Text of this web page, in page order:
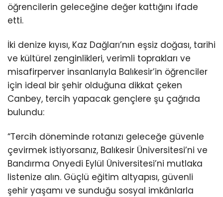
öğrencilerin geleceğine değer kattığını ifade
etti.
İki denize kıyısı, Kaz Dağları’nın eşsiz doğası, tarihi
ve kültürel zenginlikleri, verimli toprakları ve
misafirperver insanlarıyla Balıkesir’in öğrenciler
için ideal bir şehir olduğuna dikkat çeken
Canbey, tercih yapacak gençlere şu çağrıda
bulundu:
“Tercih döneminde rotanızı geleceğe güvenle
çevirmek istiyorsanız, Balıkesir Üniversitesi’ni ve
Bandırma Onyedi Eylül Üniversitesi’ni mutlaka
listenize alın. Güçlü eğitim altyapısı, güvenli
şehir yaşamı ve sunduğu sosyal imkânlarla